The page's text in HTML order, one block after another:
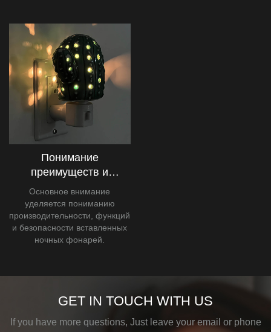
Понимание
преимуществ и
подключенных ночных
фонарей: комплексное
р
Основное внимание
уделяется пониманию
производительности, функций
и безопасности вставленных
ночных фонарей.
GET IN TOUCH WITH US
If you have more questions, Just leave your email or phone